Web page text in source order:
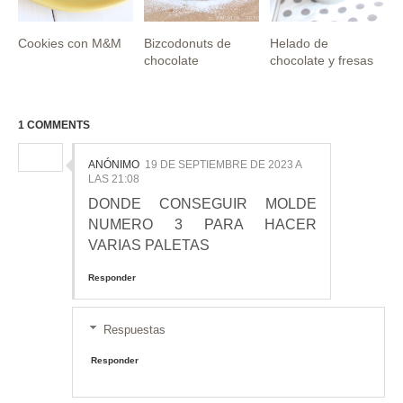
Cookies con M&M
Bizcodonuts de
chocolate
Helado de
chocolate y fresas
1 COMMENTS
ANÓNIMO 19 DE SEPTIEMBRE DE 2023 A
LAS 21:08
DONDE CONSEGUIR MOLDE
NUMERO 3 PARA HACER
VARIAS PALETAS
Responder
Respuestas
Responder